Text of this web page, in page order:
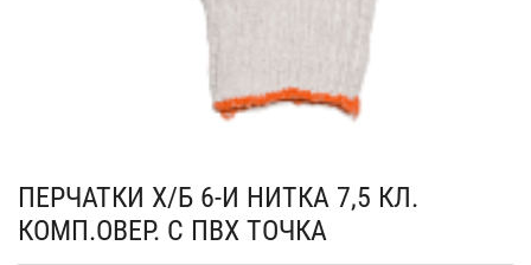
ПЕРЧАТКИ Х/Б 6-И НИТКА 7,5 КЛ.
КОМП.ОВЕР. С ПВХ ТОЧКА